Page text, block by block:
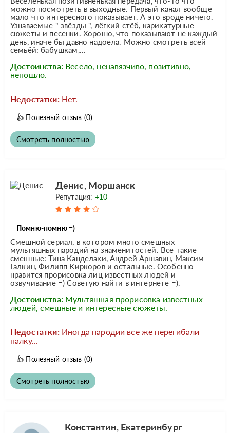
можно посмотреть в выходные. Первый канал вообще
мало что интересного показывает. А это вроде ничего.
Узнаваемые " звёзды ", лёгкий стёб, карикатурные
сюжеты и песенки. Хорошо, что показывают не каждый
день, иначе бы давно надоела. Можно смотреть всей
семьёй: бабушкам,...
Достоинства: Весело, ненавязчиво, позитивно,
непошло.
Недостатки: Нет.
👍 Полезный отзыв (0)
Смотреть полностью
Денис, Моршанск
Репутация: +10
Помню-помню =)
Смешной сериал, в котором много смешных
мультяшных пародий на знаменитостей. Все такие
смешные: Тина Канделаки, Андрей Аршавин, Максим
Галкин, Филипп Киркоров и остальные. Особенно
нравится прорисовка лиц известных людей и
озвучивание =) Советую найти в интернете =).
Достоинства: Мультяшная прорисовка известных
людей, смешные и интересные сюжеты.
Недостатки: Иногда пародии все же перегибали
палку...
👍 Полезный отзыв (0)
Смотреть полностью
Константин, Екатеринбург